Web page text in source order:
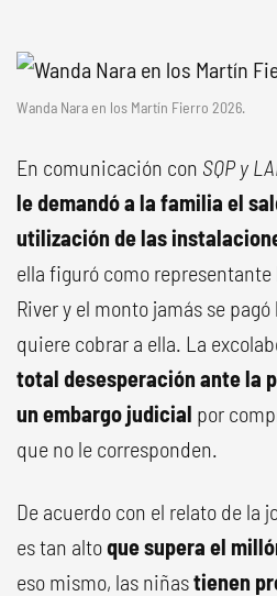
Wanda Nara en los Martín Fierro 2026.
En comunicación con SQP y
le demandó a la familia el
utilización de las
ella figuró como representante
River y el monto jamás se
quiere cobrar a ella. La
total desesperación ante la
un embargo judicial por
que no le corresponden.
De acuerdo con el relato de la
es tan altoque supera el
eso mismo, las niñastienen